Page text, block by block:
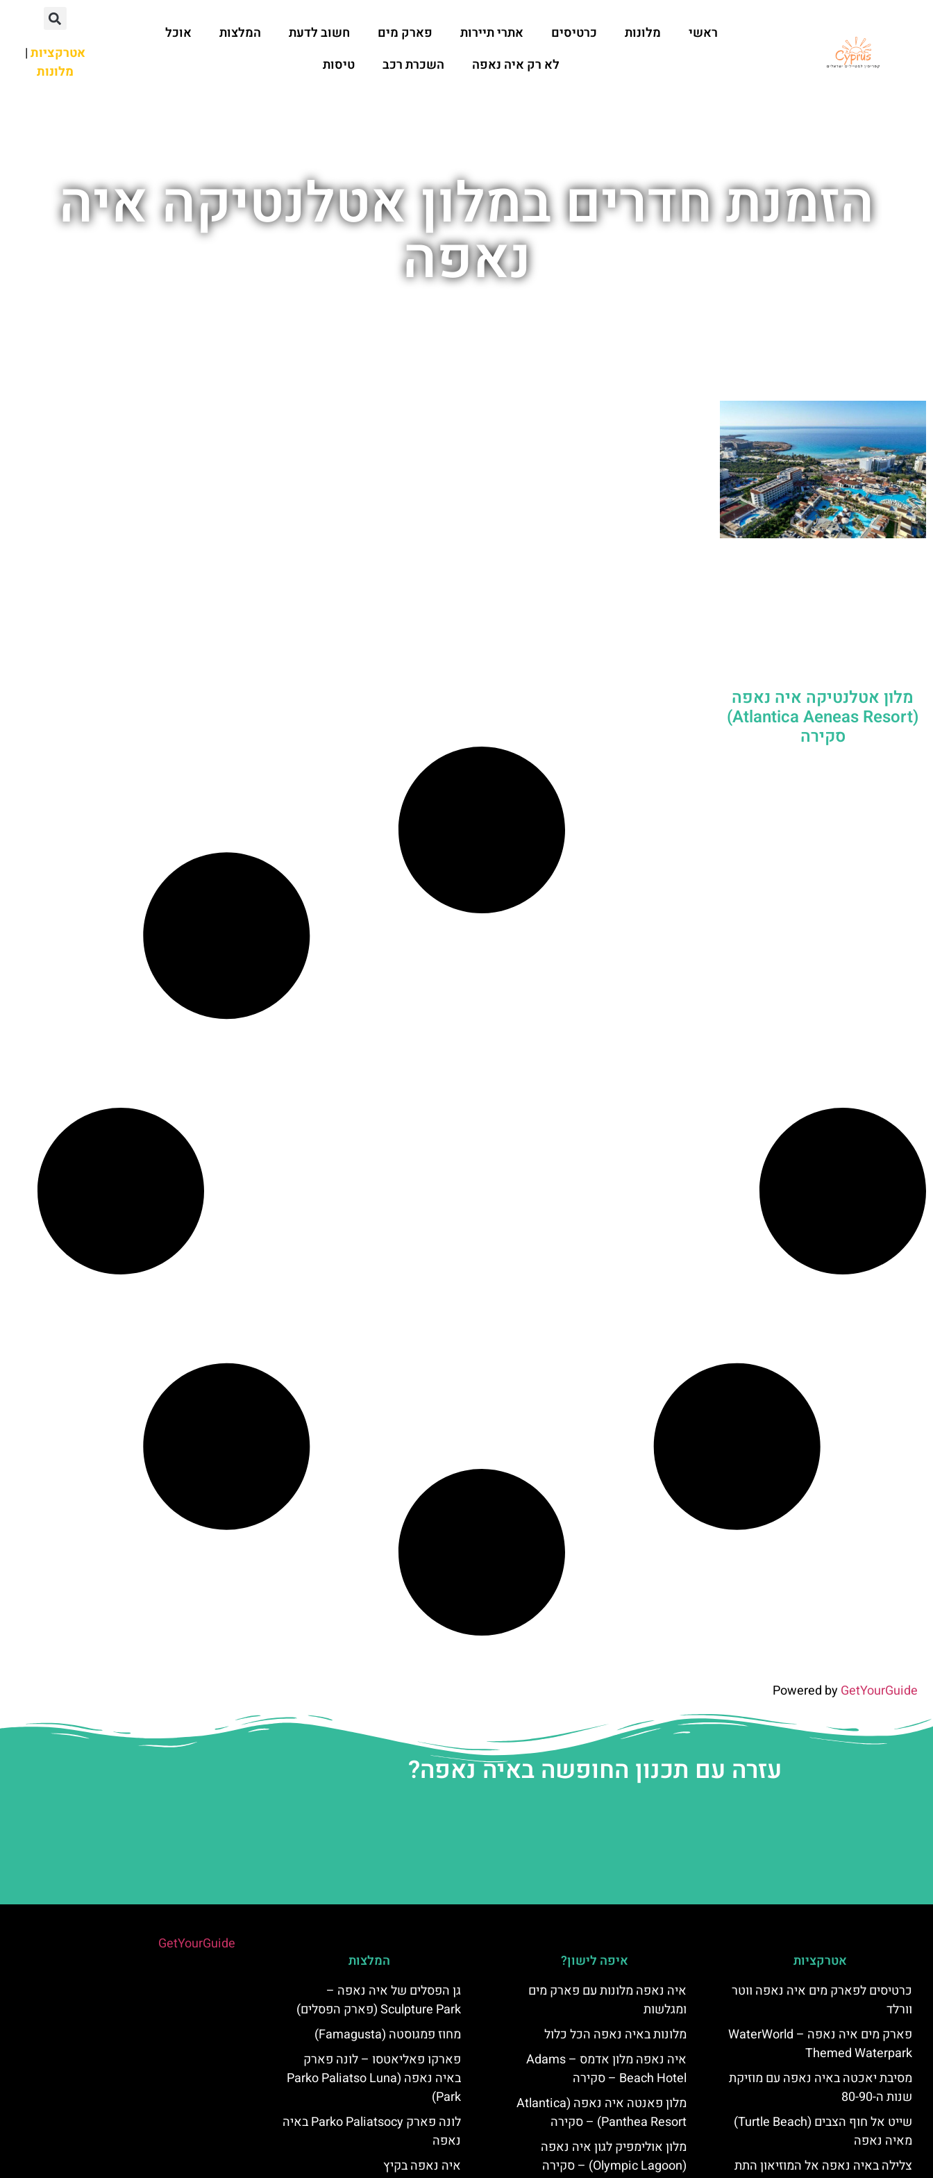
ראשי מלונות כרטיסים אתרי תיירות פארק מים חשוב לדעת המלצות
אוכל
לא רק איה נאפה
השכרת רכב טיסות
אטרקציות|
מלונות
הזמנת חדרים במלון אטלנטיקה איה
נאפה
מלון אטלנטיקה איה נאפה
(Atlantica Aeneas Resort)
סקירה
Powered byGetYourGuide
עזרה עם תכנון החופשה באיה נאפה?
אטרקציות
כרטיסים לפארק מים איה נאפה ווטר
וורלד
פארק מים איה נאפה – ‪‪WaterWorld
Themed Waterpark‬‬
מסיבת יאכטה באיה נאפה עם מוזיקת
שנות ה-80-90
שייט אל חוף הצבים (Turtle Beach)
מאיה נאפה
צלילה באיה נאפה אל המוזיאון התת
איפה לישון?
איה נאפה מלונות עם פארק מים
ומגלשות
מלונות באיה נאפה הכל כלול
איה נאפה מלון אדמס – Adams
Beach Hotel – סקירה
מלון פאנטה איה נאפה (Atlantica
Panthea Resort) – סקירה
מלון אולימפיק לגון איה נאפה
(Olympic Lagoon) – סקירה
המלצות
גן הפסלים של איה נאפה –
Sculpture Park (פארק הפסלים)
מחוז פמגוסטה (Famagusta)
פארקו פאליאטסו – לונה פארק
באיה נאפה (‪Parko Paliatso Luna
Park‬)
לונה פארק Parko Paliatsocy באיה
נאפה
איה נאפה בקיץ
GetYourGuide